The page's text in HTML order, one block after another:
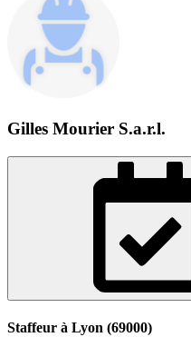
Gilles Mourier S.a.r.l.
Staffeur à Lyon (69000)